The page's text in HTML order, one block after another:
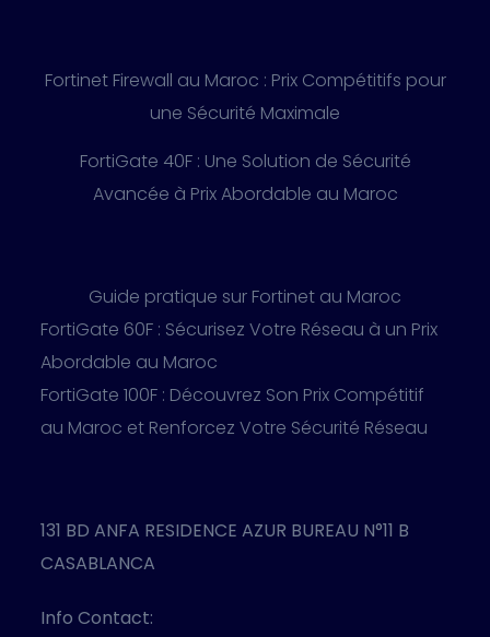
Fortinet Firewall au Maroc : Prix Compétitifs pour
une Sécurité Maximale
FortiGate 40F : Une Solution de Sécurité
Avancée à Prix Abordable au Maroc
Guide pratique sur Fortinet au Maroc
FortiGate 60F : Sécurisez Votre Réseau à un Prix
Abordable au Maroc
FortiGate 100F : Découvrez Son Prix Compétitif
au Maroc et Renforcez Votre Sécurité Réseau
131 BD ANFA RESIDENCE AZUR BUREAU N°11 B
CASABLANCA
Info Contact: